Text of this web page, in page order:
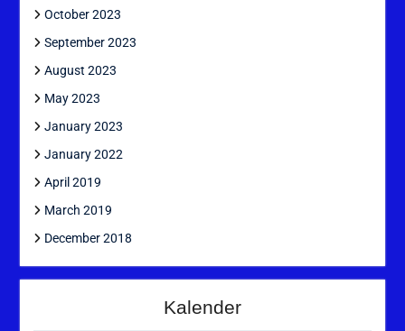
October 2023
September 2023
August 2023
May 2023
January 2023
January 2022
April 2019
March 2019
December 2018
Kalender